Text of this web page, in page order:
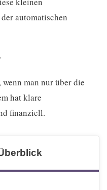
automatischen
man nur über die
hat klare
finanziell.